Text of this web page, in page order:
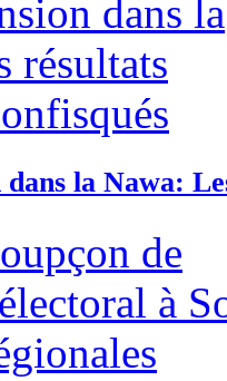
la Nawa: